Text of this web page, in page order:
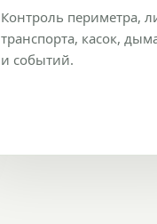
Контроль периметра,
транспорта, касок,
и событий.